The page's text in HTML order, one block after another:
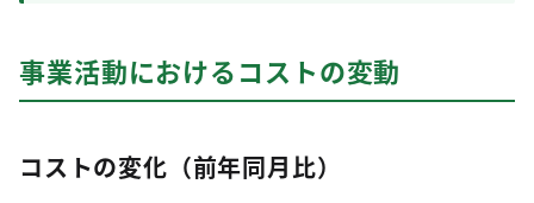
事業活動におけるコストの変動
コストの変化（前年同月比）